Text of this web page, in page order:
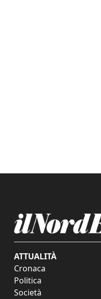
ATTUALITÀ
Cronaca
Politica
Società